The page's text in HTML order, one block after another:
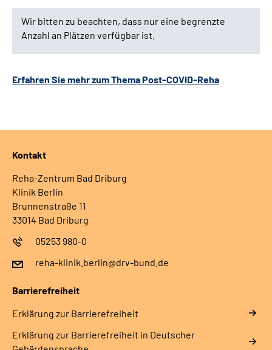
Wir bitten zu beachten, dass nur eine begrenzte
Anzahl an Plätzen verfügbar ist.
Erfahren Sie mehr zum Thema Post-COVID-Reha
Kontakt
Reha-Zentrum Bad Driburg
Klinik Berlin
Brunnenstraße 11
33014 Bad Driburg
05253 980-0
reha-klinik.berlin@drv-bund.de
Barrierefreiheit
Erklärung zur Barrierefreiheit
Erklärung zur Barrierefreiheit in Deutscher